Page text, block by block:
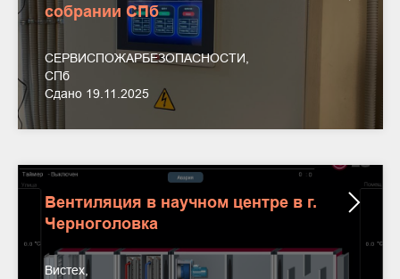
собрании СПб
СЕРВИСПОЖАРБЕЗОПАСНОСТИ,
СПб
Сдано 19.11.2025
Вентиляция в научном центре в г.
Черноголовка
Вистех,